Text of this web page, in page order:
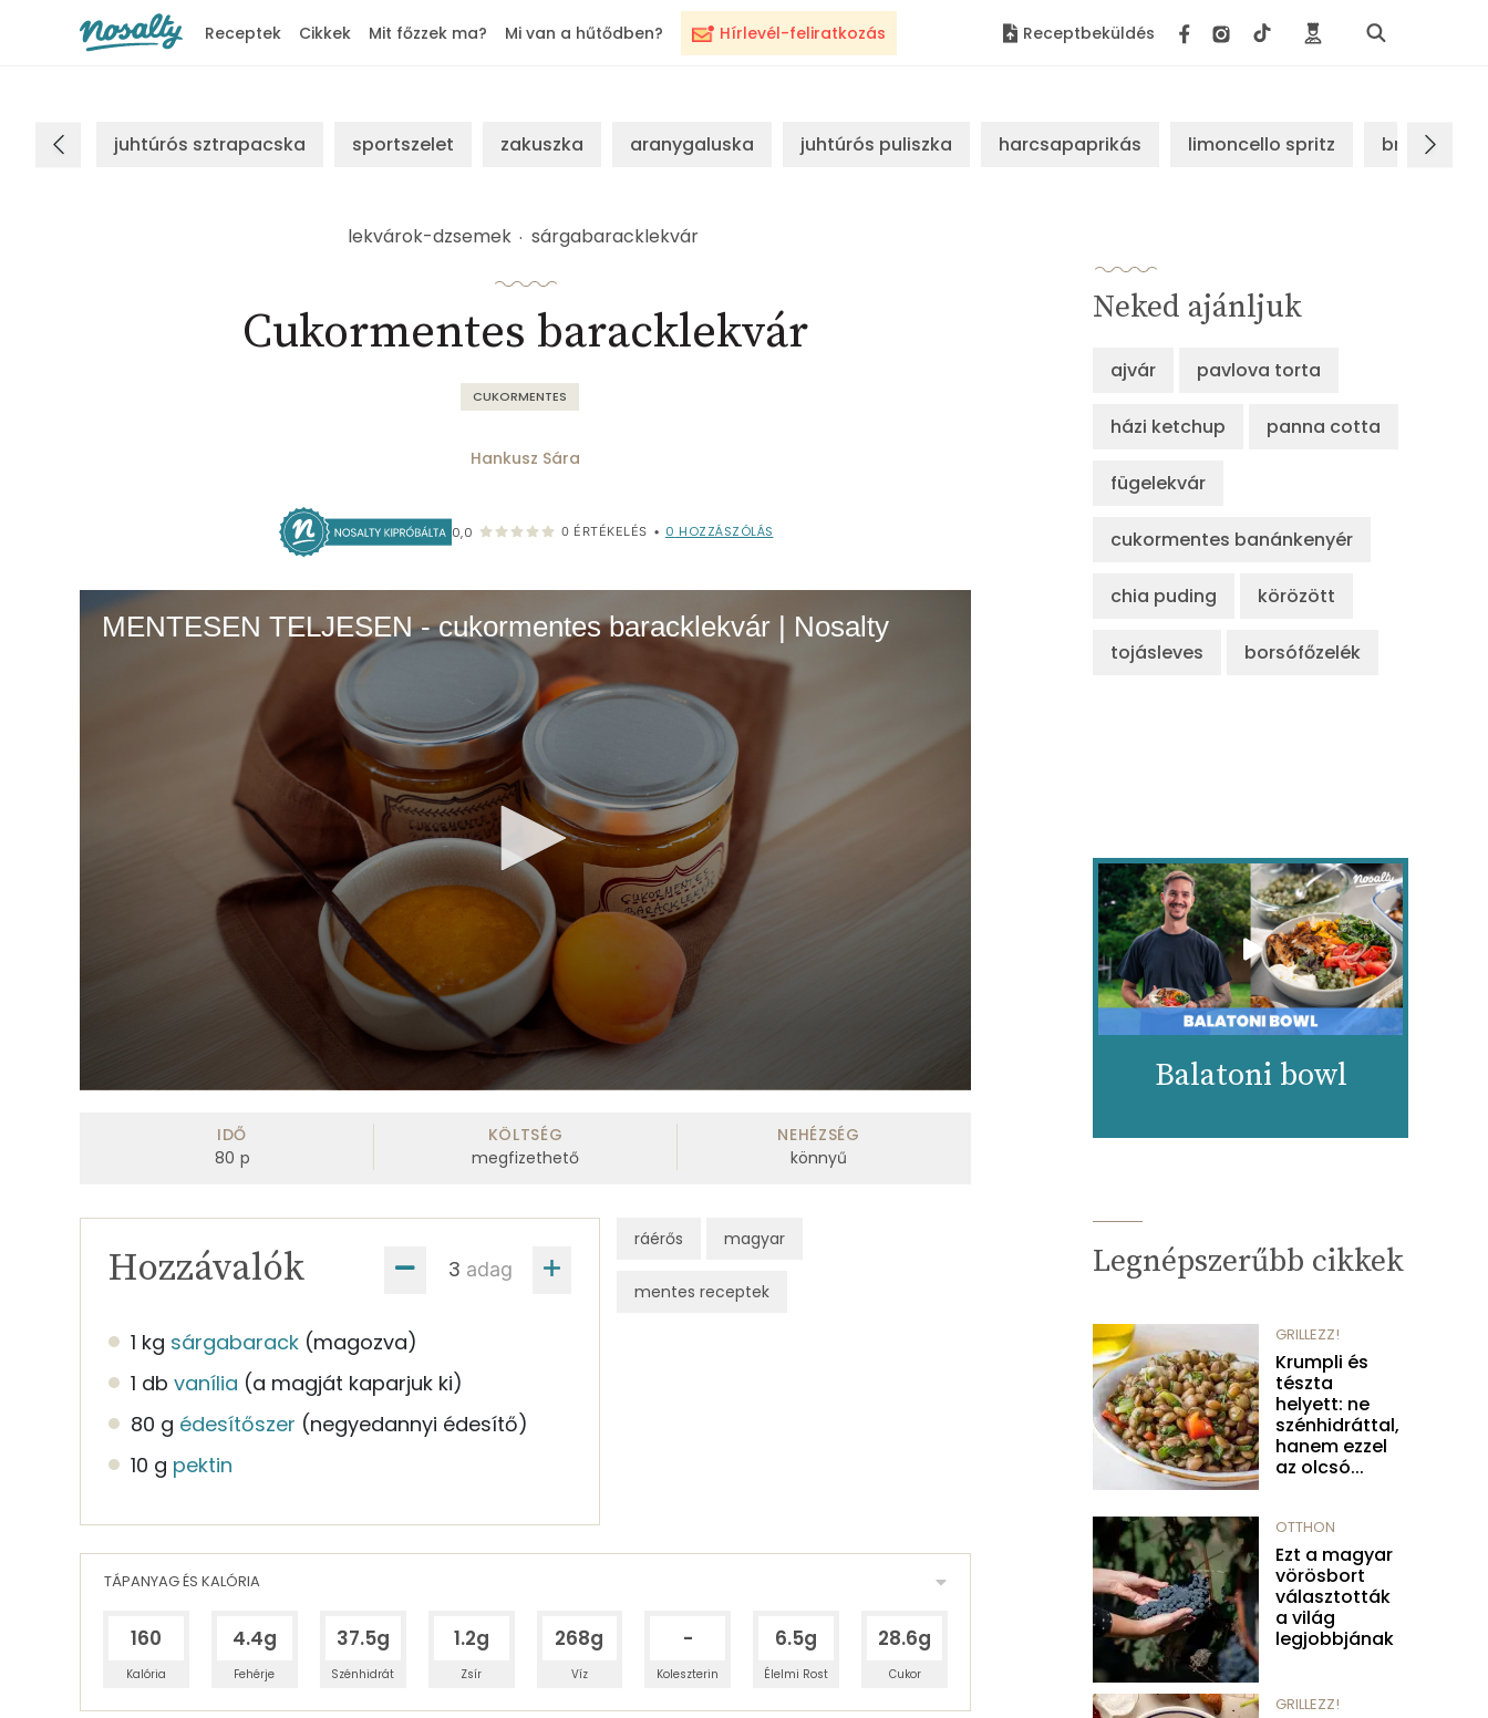
Hírlevél-feliratkozás
Receptek Cikkek Mit főzzek ma? Mi van a hűtődben? Receptbeküldés
juhtúrós sztrapacska sportszelet zakuszka aranygaluska juhtúrós puliszka harcsapaprikás limoncello spritz brassói
lekvárok-dzsemek sárgabaracklekvár
Cukormentes baracklekvár
CUKORMENTES
Hankusz Sára
0,0 0 ÉRTÉKELÉS • 0 HOZZÁSZÓLÁS
MENTESEN TELJESEN - cukormentes baracklekvár | Nosalty
IDŐ
80 p
KÖLTSÉG
megfizethető
NEHÉZSÉG
könnyű
adag
Hozzávalók
1 kg sárgabarack (magozva)
1 db vanília (a magját kaparjuk ki)
80 g édesítőszer (negyedannyi édesítő)
10 g pektin
ráérős magyar
mentes receptek
TÁPANYAG ÉS KALÓRIA
160
Kalória
4.4g
Fehérje
37.5g
Szénhidrát
1.2g
Zsír
268g
Víz
-
Koleszterin
6.5g
Élelmi Rost
28.6g
Cukor
Neked ajánljuk
ajvár pavlova torta
házi ketchup panna cotta
fügelekvár
cukormentes banánkenyér
chia puding körözött
tojásleves borsófőzelék
Balatoni bowl
Legnépszerűbb cikkek
GRILLEZZ!
Krumpli és
tészta
helyett: ne
szénhidráttal,
hanem ezzel
az olcsó...
OTTHON
Ezt a magyar
vörösbort
választották
a világ
legjobbjának
GRILLEZZ!